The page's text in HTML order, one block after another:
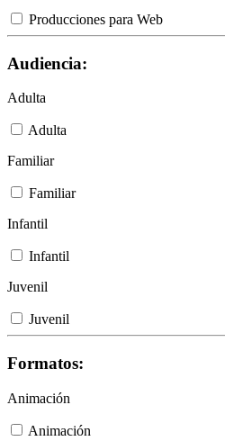
Producciones para Web
Audiencia:
Adulta
Adulta
Familiar
Familiar
Infantil
Infantil
Juvenil
Juvenil
Formatos:
Animación
Animación